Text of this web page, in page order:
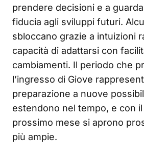
prendere decisioni e a
fiducia agli sviluppi futuri.
sbloccano grazie a intuizioni
capacità di adattarsi con
cambiamenti. Il periodo che
l’ingresso di Giove
preparazione a nuove
estendono nel tempo, e con
prossimo mese si aprono
più ampie.